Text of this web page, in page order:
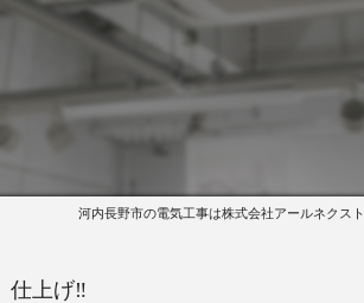
河内長野市の電気工事は株式会社アールネクスト
仕上げ‼︎